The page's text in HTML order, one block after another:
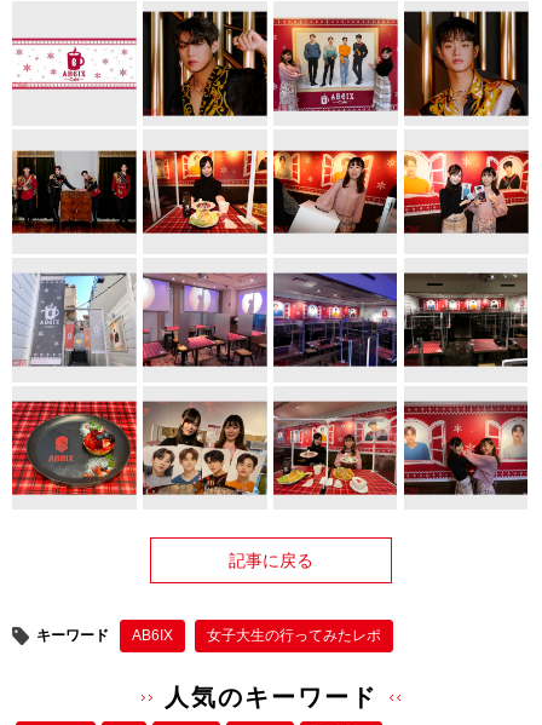
記事に戻る
キーワード AB6IX 女子大生の行ってみたレポ
人気のキーワード